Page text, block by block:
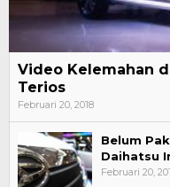
Video Kelemahan
Terios
Februari 20, 2018
Belum
Daihatsu
Februari 20,